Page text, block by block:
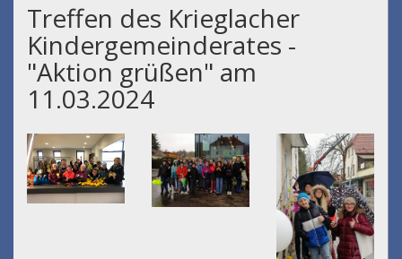
Treffen des Krieglacher
Kindergemeinderates -
"Aktion grüßen" am
11.03.2024